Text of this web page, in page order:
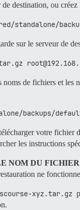
destination, ou créez
standalone/
sur le serveur de
de fichiers et les
backups/
votre fichier
les instructions
NOM DU
ne
xyz.tar.gz